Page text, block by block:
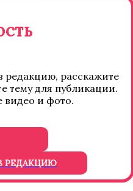
редакцию, расскажите
тему для публикации.
видео и фото.
РЕДАКЦИЮ